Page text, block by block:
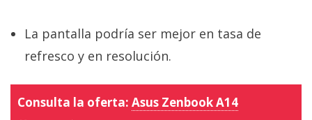
La pantalla podría ser mejor en tasa de
refresco y en resolución.
Consulta la oferta: Asus Zenbook A14